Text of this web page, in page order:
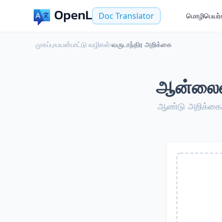
Doc Translator
முகப்பு›பயன்பாட்டு வழிகள்›வருடாந்திர அறிக்கை
ஆன்லைன்
ஆண்டு